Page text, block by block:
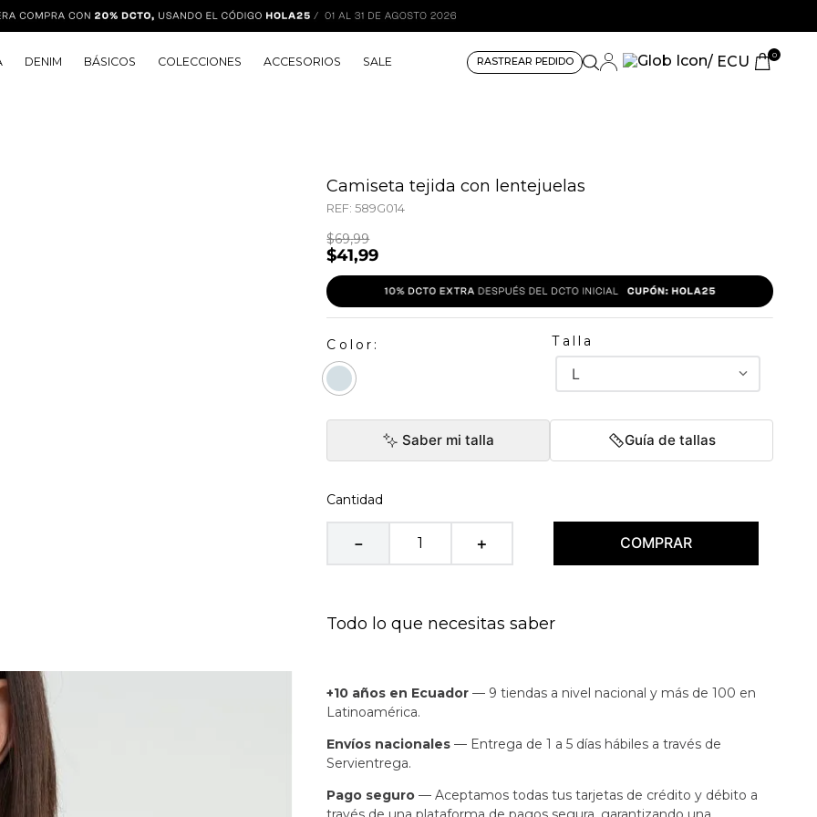
DENIM BÁSICOS COLECCIONES ACCESORIOS SALE RASTREAR PEDIDO / ECU 0
Camiseta tejida con lentejuelas
REF:589G014
$69,99
$41,99
Talla
L
Saber mi talla Guía de tallas
Cantidad
＋
－ COMPRAR
Todo lo que necesitas saber
+10 años en Ecuador — 9 tiendas a nivel nacional y más de 100 en
Latinoamérica.
Envíos nacionales — Entrega de 1 a 5 días hábiles a través de
Servientrega.
Pago seguro — Aceptamos todas tus tarjetas de crédito y débito a